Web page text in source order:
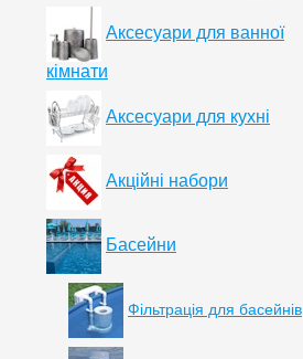
Аксесуари для ванної
кімнати
Аксесуари для кухні
Акційні набори
Басейни
Фільтрація для басейнів